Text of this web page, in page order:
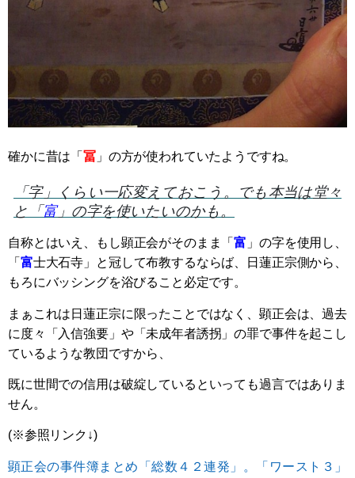
確かに昔は「冨」の方が使われていたようですね。
「字」くらい一応変えておこう。でも本当は堂々
と「 富」の字を使いたいのかも。
自称とはいえ、もし顕正会がそのまま「富 」の字を使用し、
「 富士大石寺」と冠して布教するならば、日蓮正宗側から、
もろにバッシングを浴びること必定です。
まぁこれは日蓮正宗に限ったことではなく、顕正会は、過去
に度々「入信強要」や「未成年者誘拐」の罪で事件を起こし
ているような教団ですから、
既に世間での信用は破綻しているといっても過言ではありま
せん。
(※参照リンク↓)
顕正会の事件簿まとめ「総数４２連発」。「ワースト３」